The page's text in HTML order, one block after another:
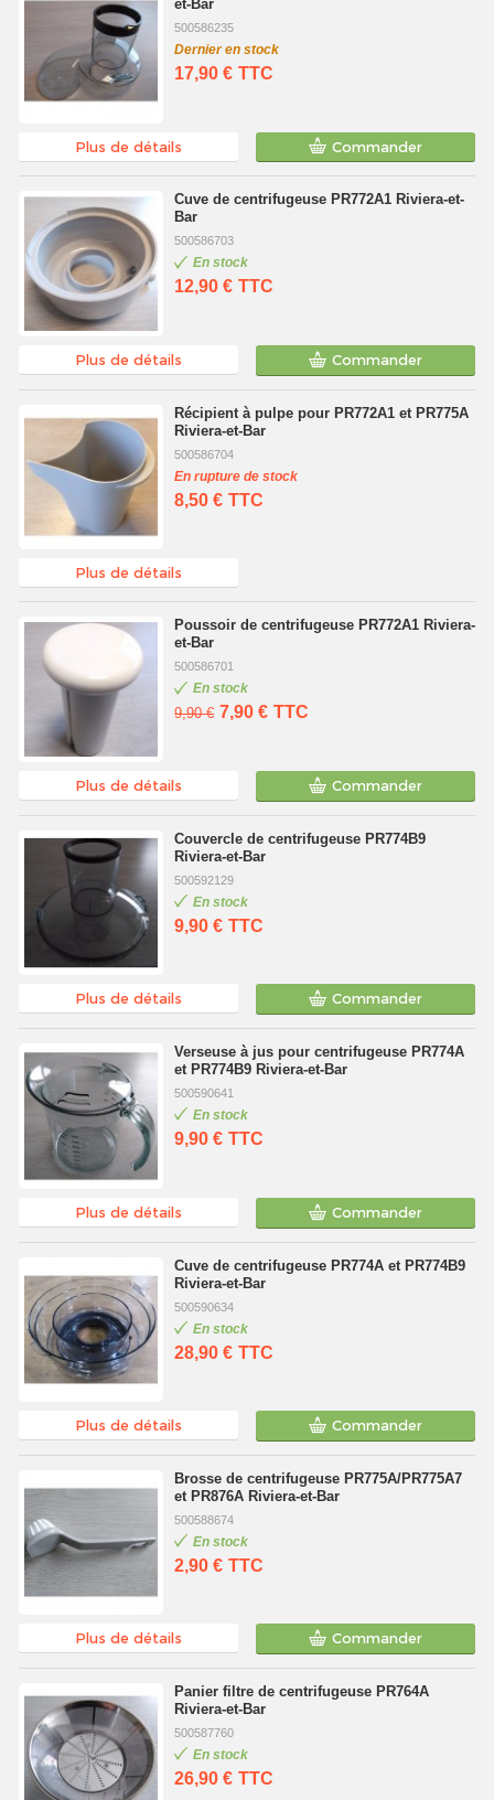
et-Bar
500586235
Dernier en stock
17,90 € TTC
Plus de détails Commander
Cuve de centrifugeuse PR772A1 Riviera-et-
Bar
500586703
En stock
12,90 € TTC
Plus de détails Commander
Récipient à pulpe pour PR772A1 et PR775A
Riviera-et-Bar
500586704
En rupture de stock
8,50 € TTC
Plus de détails
Poussoir de centrifugeuse PR772A1 Riviera-
et-Bar
500586701
En stock
9,90 € 7,90 € TTC
Plus de détails Commander
Couvercle de centrifugeuse PR774B9
Riviera-et-Bar
500592129
En stock
9,90 € TTC
Plus de détails Commander
Verseuse à jus pour centrifugeuse PR774A
et PR774B9 Riviera-et-Bar
500590641
En stock
9,90 € TTC
Plus de détails Commander
Cuve de centrifugeuse PR774A et PR774B9
Riviera-et-Bar
500590634
En stock
28,90 € TTC
Plus de détails Commander
Brosse de centrifugeuse PR775A/PR775A7
et PR876A Riviera-et-Bar
500588674
En stock
2,90 € TTC
Plus de détails Commander
Panier filtre de centrifugeuse PR764A
Riviera-et-Bar
500587760
En stock
26,90 € TTC